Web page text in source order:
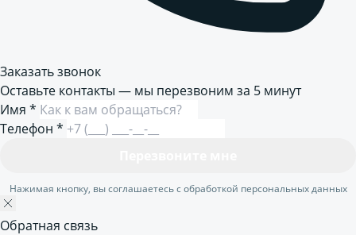
Заказать звонок
Оставьте контакты — мы перезвоним за 5 минут
Имя *
Телефон *
Нажимая кнопку, вы соглашаетесь с обработкой персональных данных
Обратная связь